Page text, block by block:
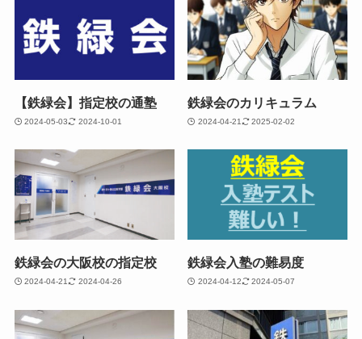
【鉄緑会】指定校の通塾
2024-05-03 2024-10-01
鉄緑会のカリキュラム
2024-04-21 2025-02-02
鉄緑会の大阪校の指定校
2024-04-21 2024-04-26
鉄緑会入塾の難易度
2024-04-12 2024-05-07